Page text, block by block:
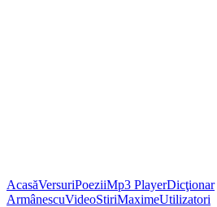
AcasăVersuriPoeziiMp3 PlayerDicţionar
ArmânescuVideoStiriMaximeUtilizatori